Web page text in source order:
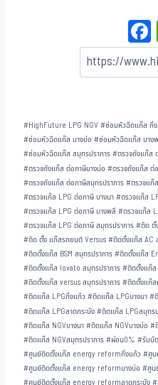
#HighFuture LPG NGV#ซ่อมหัวฉีดแก๊ส กิ่
#ซ่อมหัวฉีดแก๊ส บางบ่อ #ซ่อมหัวฉีดแก๊ส บาง
#ซ่อมหัวฉีดแก๊ส สมุทรปราการ#ตรวจถังแก๊ส
#ตรวจถังแก๊ส ต่อภาษีบางบ่อ #ตรวจถังแก๊ส ต่
#ตรวจถังแก๊ส ต่อภาษีสมุทรปราการ#ตรวจแก๊
#ตรวจแก๊ส LPG ต่อภาษี บางนา#ตรวจแก๊ส
#ตรวจแก๊ส LPG ต่อภาษี บางพลี #ตรวจแก๊ส
#ตรวจแก๊ส LPG ต่อภาษี สมุทรปราการ#ติด ตั้
#ติด ตั้ง แก๊สรถยนต์ Versus#ติดตั้งแก๊ส AC
#ติดตั้งแก๊ส BSM สมุทรปราการ#ติดตั้งแก๊ส
#ติดตั้งแก๊ส lovato สมุทรปราการ#ติดตั้งแก๊ส
#ติดตั้งแก๊ส versus สมุทรปราการ#ติดตั้งแก๊
#ติดแก๊ส LPGกิ่งแก้ว#ติดแก๊ส LPGบางนา#
#ติดแก๊ส LPGลาดกระบัง#ติดแก๊ส LPGสมุทร
#ติดแก๊ส NGVบางนา#ติดแก๊ส NGVบางบ่อ #
#ติดแก๊ส NGVสมุทรปราการ#ผ่อน0% #รับบั
#ศูนย์ติดตั้งแก๊ส energy reformกิ่งแก้ว#ศู
#ศูนย์ติดตั้งแก๊ส energy reformบางบ่อ #ศูน
#ศูนย์ติดตั้งแก๊ส energy reformลาดกระบัง#